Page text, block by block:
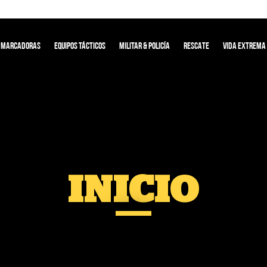
MARCADORAS EQUIPOS TÁCTICOS MILITAR & POLICÍA RESCATE VIDA EXTREMA
INICIO